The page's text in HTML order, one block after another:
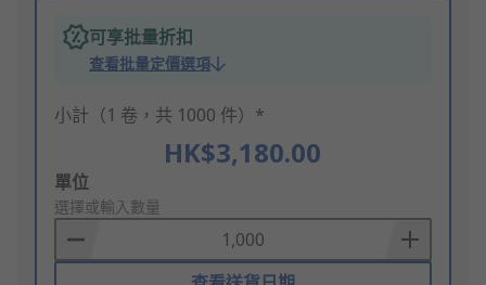
可享批量折扣
查看批量定價選項
小計（1 卷，共 1000 件）*
HK$3,180.00
Add
to
Basket
單位
選擇或輸入數量